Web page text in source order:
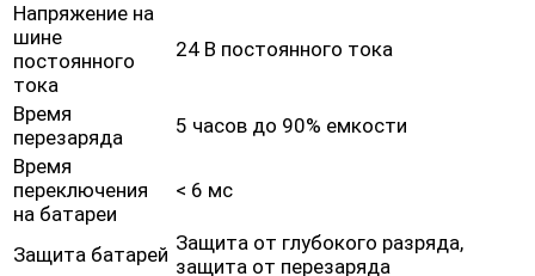
Напряжение на
шине
постоянного
тока
24 В постоянного тока
Время
перезаряда
5 часов до 90% емкости
Время
переключения
на батареи
< 6 мс
Защита батарей Защита от глубокого разряда,
защита от перезаряда